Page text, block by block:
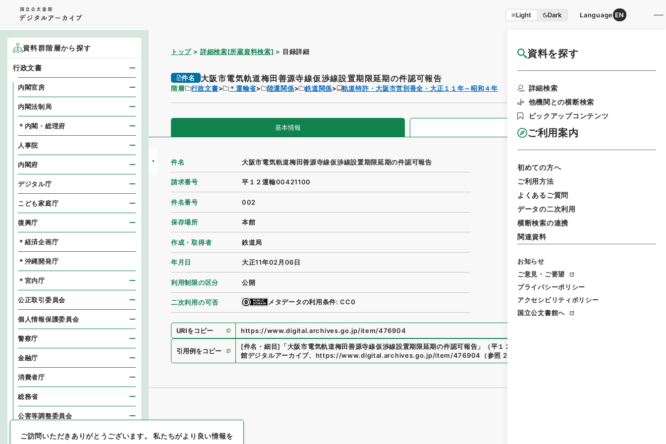
Light Dark Language EN
資料を探す
詳細検索
他機関との横断検索
ピックアップコンテンツ
ご利用案内
初めての方へ
ご利用方法
よくあるご質問
データの二次利用
横断検索の連携
関連資料
お知らせ
ご意見・ご要望
プライバシーポリシー
アクセシビリティポリシー
国立公文書館へ
トップ 詳細検索[所蔵資料検索] 目録詳細 国立公文書館HP利用案内
件名 大阪市電気軌道梅田善源寺線仮渉線設置期限延期の件認可報告
階層 行政文書 ＊運輸省 陸運関係 鉄道関係 軌道特許・大阪市営別冊全・大正１１年～昭和４年
基本情報 全ての情報
件名 大阪市電気軌道梅田善源寺線仮渉線設置期限延期の件認可報告
請求番号 平１２運輸00421100
件名番号 002
保存場所 本館
作成・取得者 鉄道局
年月日 大正11年02月06日
利用制限の区分 公開
二次利用の可否 メタデータの利用条件: CC0
URIをコピー https://www.digital.archives.go.jp/item/476904
引用例をコピー
[件名・細目] 「大阪市電気軌道梅田善源寺線仮渉線設置期限延期の件認可報告 」 （平１２運輸00421100-00200
館デジタルアーカイブ、 https://www.digital.archives.go.jp/item/476904 （参照 2026-08-07
資料群階層から探す
行政文書
内閣官房
内閣法制局
＊内閣・総理府
人事院
内閣府
デジタル庁
こども家庭庁
復興庁
＊経済企画庁
＊沖縄開発庁
＊宮内庁
公正取引委員会
個人情報保護委員会
警察庁
金融庁
消費者庁
総務省
公害等調整委員会
消防庁
ご訪問いただきありがとうございます。私たちがより良い情報を